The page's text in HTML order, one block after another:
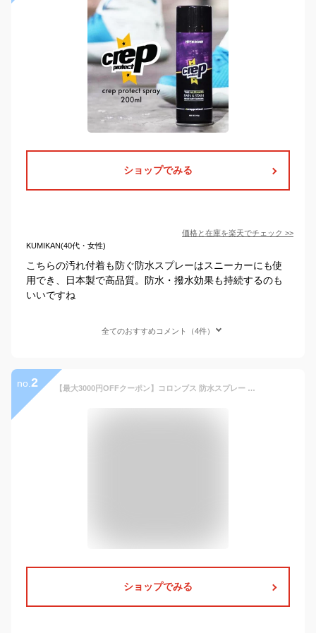
ショップでみる
価格と在庫を楽天でチェック >>
KUMIKAN(40代・女性)
こちらの汚れ付着も防ぐ防水スプレーはスニーカーにも使
用でき、日本製で高品質。防水・撥水効果も持続するのも
いいですね
全てのおすすめコメント（4件）
no. 2 【最大3000円OFFクーポン】コロンブス 防水スプレー アメダス 420ml 【amedas 衣類 革 スエード スコッチ スキーウェア スニーカー 保護】【宅配便送料無料】 (6050173)
ショップでみる